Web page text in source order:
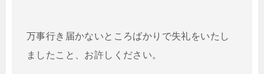
万事行き届かないところばかりで失礼をいたし
ましたこと、お許しください。